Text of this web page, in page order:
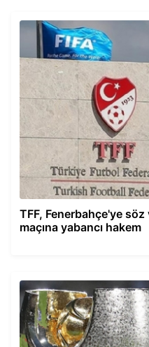
TFF, Fenerbahçe'ye
maçına yabancı hakem